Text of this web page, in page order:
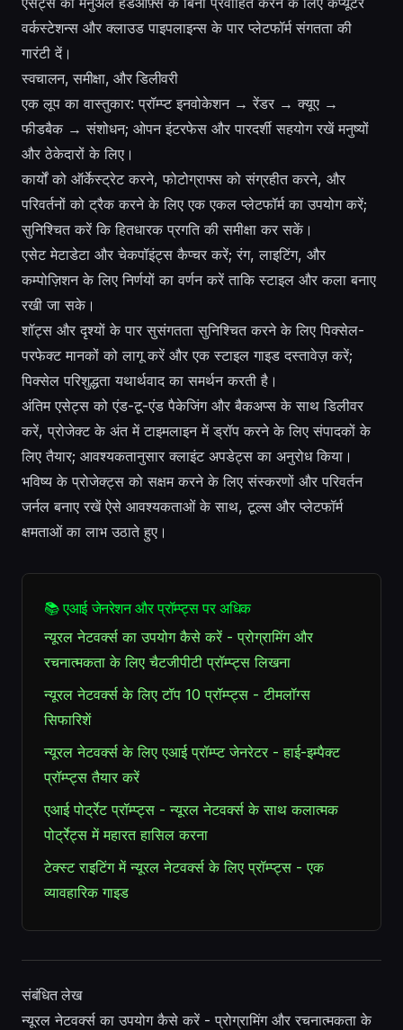
वर्कस्टेशन्स और क्लाउड पाइपलाइन्स के पार प्लेटफॉर्म संगतता की
गारंटी दें।
स्वचालन, समीक्षा, और डिलीवरी
एक लूप का वास्तुकार: प्रॉम्प्ट इनवोकेशन → रेंडर → क्यूए →
फीडबैक → संशोधन; ओपन इंटरफेस और पारदर्शी सहयोग रखें मनुष्यों
और ठेकेदारों के लिए।
कार्यों को ऑर्केस्ट्रेट करने, फोटोग्राफ्स को संग्रहीत करने, और
परिवर्तनों को ट्रैक करने के लिए एक एकल प्लेटफॉर्म का उपयोग करें;
सुनिश्चित करें कि हितधारक प्रगति की समीक्षा कर सकें।
एसेट मेटाडेटा और चेकपॉइंट्स कैप्चर करें; रंग, लाइटिंग, और
कम्पोज़िशन के लिए निर्णयों का वर्णन करें ताकि स्टाइल और कला बनाए
रखी जा सके।
शॉट्स और दृश्यों के पार सुसंगतता सुनिश्चित करने के लिए पिक्सेल-
परफेक्ट मानकों को लागू करें और एक स्टाइल गाइड दस्तावेज़ करें;
पिक्सेल परिशुद्धता यथार्थवाद का समर्थन करती है।
अंतिम एसेट्स को एंड-टू-एंड पैकेजिंग और बैकअप्स के साथ डिलीवर
करें, प्रोजेक्ट के अंत में टाइमलाइन में ड्रॉप करने के लिए संपादकों के
लिए तैयार; आवश्यकतानुसार क्लाइंट अपडेट्स का अनुरोध किया।
भविष्य के प्रोजेक्ट्स को सक्षम करने के लिए संस्करणों और परिवर्तन
जर्नल बनाए रखें ऐसे आवश्यकताओं के साथ, टूल्स और प्लेटफॉर्म
क्षमताओं का लाभ उठाते हुए।
📚 एआई जेनरेशन और प्रॉम्प्ट्स पर अधिक
न्यूरल नेटवर्क्स का उपयोग कैसे करें - प्रोग्रामिंग और
रचनात्मकता के लिए चैटजीपीटी प्रॉम्प्ट्स लिखना
न्यूरल नेटवर्क्स के लिए टॉप 10 प्रॉम्प्ट्स - टीमलॉग्स
सिफारिशें
न्यूरल नेटवर्क्स के लिए एआई प्रॉम्प्ट जेनरेटर - हाई-इम्पैक्ट
प्रॉम्प्ट्स तैयार करें
एआई पोर्ट्रेट प्रॉम्प्ट्स - न्यूरल नेटवर्क्स के साथ कलात्मक
पोर्ट्रेट्स में महारत हासिल करना
टेक्स्ट राइटिंग में न्यूरल नेटवर्क्स के लिए प्रॉम्प्ट्स - एक
व्यावहारिक गाइड
संबंधित लेख
न्यूरल नेटवर्क्स का उपयोग कैसे करें - प्रोग्रामिंग और रचनात्मकता के